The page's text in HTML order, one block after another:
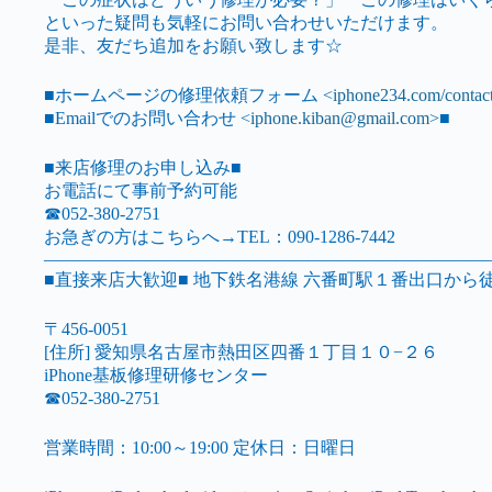
といった疑問も気軽にお問い合わせいただけます。
是非、友だち追加をお願い致します☆
■ホームページの修理依頼フォーム <iphone234.com/
■Emailでのお問い合わせ <iphone.kiban@gmail.com>■
■来店修理のお申し込み■
お電話にて事前予約可能
☎052-380-2751
お急ぎの方はこちらへ→TEL：090-1286-7442
■直接来店大歓迎■ 地下鉄名港線 六番町駅１番出口から
〒456-0051
[住所] 愛知県名古屋市熱田区四番１丁目１０−２６
iPhone基板修理研修センター
☎052-380-2751
営業時間：10:00～19:00 定休日：日曜日